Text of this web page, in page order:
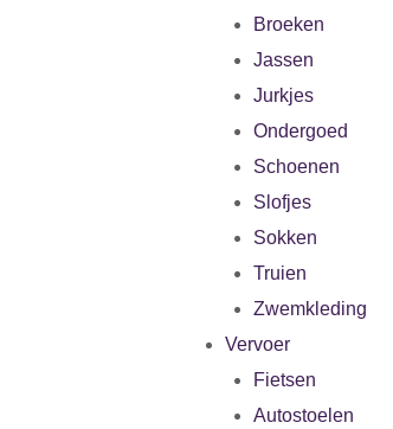
Broeken
Jassen
Jurkjes
Ondergoed
Schoenen
Slofjes
Sokken
Truien
Zwemkleding
Vervoer
Fietsen
Autostoelen